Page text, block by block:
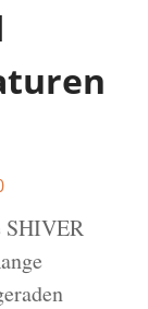
SHIVER